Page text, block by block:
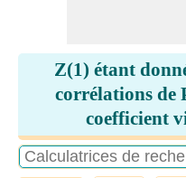
Z(1) étant
corrélations de
coefficient